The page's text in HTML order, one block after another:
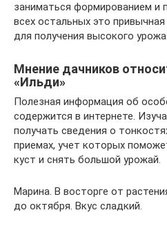
заниматься формированием и
всех остальных это
для получения высокого
Мнение дачников
«Ильди»
Полезная информация об
содержится в интернете.
получать сведения о
приемах, учет которых
куст и снять большой урожай.
Марина. В восторге от
до октября. Вкус сладкий.